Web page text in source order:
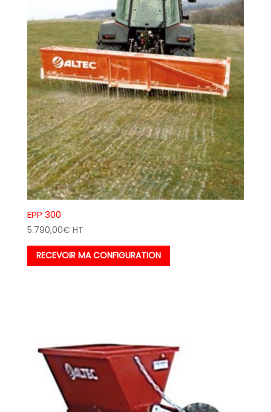
EPP 300
5.790,00€ HT
RECEVOIR MA CONFIGURATION